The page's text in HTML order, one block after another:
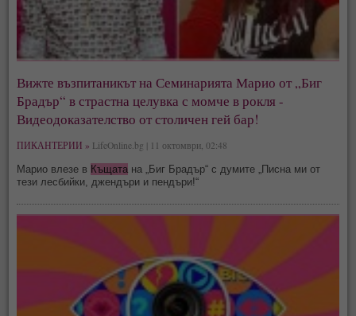
Вижте възпитаникът на Семинарията Марио от „Биг
Брадър“ в страстна целувка с момче в рокля -
Видеодоказателство от столичен гей бар!
ПИКАНТЕРИИ » LifeOnline.bg | 11 октомври, 02:48
Марио влезе в Къщата на „Биг Брадър“ с думите „Писна ми от
тези лесбийки, джендъри и пендъри!“